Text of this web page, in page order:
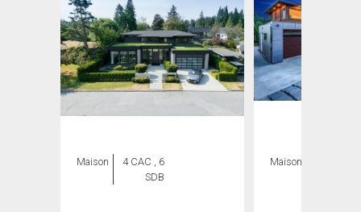
Maison
4 CAC , 6
SDB
Maison